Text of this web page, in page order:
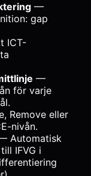
—
gap
ICT-
—
för varje
Remove eller
nivån.
Automatisk
IFVG i